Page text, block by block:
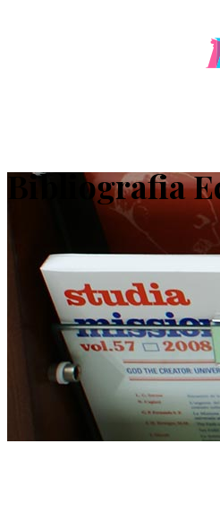
Bibliografia